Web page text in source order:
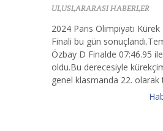
ULUSLARARASI HABERLER
2024 Paris Olimpiyatı Kürek
Finali bu gün
Özbay D Finalde 07:46.95
oldu.Bu derecesiyle
genel klasmanda 22. olarak